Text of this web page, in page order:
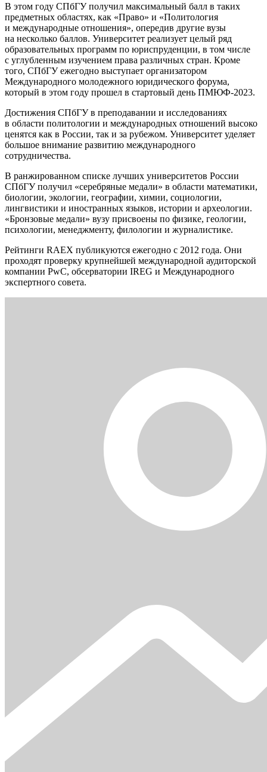
В этом году СПбГУ получил максимальный балл в таких
предметных областях, как «Право» и «Политология
и международные отношения», опередив другие вузы
на несколько баллов. Университет реализует целый ряд
образовательных программ по юриспруденции, в том числе
с углубленным изучением права различных стран. Кроме
того, СПбГУ ежегодно выступает организатором
Международного молодежного юридического форума,
который в этом году прошел в стартовый день ПМЮФ-2023.
Достижения СПбГУ в преподавании и исследованиях
в области политологии и международных отношений высоко
ценятся как в России, так и за рубежом. Университет уделяет
большое внимание развитию международного
сотрудничества.
В ранжированном списке лучших университетов России
СПбГУ получил «серебряные медали» в области математики,
биологии, экологии, географии, химии, социологии,
лингвистики и иностранных языков, истории и археологии.
«Бронзовые медали» вузу присвоены по физике, геологии,
психологии, менеджменту, филологии и журналистике.
Рейтинги RAEX публикуются ежегодно с 2012 года. Они
проходят проверку крупнейшей международной аудиторской
компании PwC, обсерватории IREG и Международного
экспертного совета.